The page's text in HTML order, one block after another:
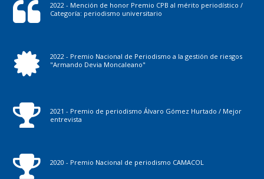
2022 - Mención de honor Premio CPB al mérito periodístico /
Categoría: periodismo universitario
2022 - Premio Nacional de Periodismo a la gestión de riesgos
"Armando Devia Moncaleano"
2021 - Premio de periodismo Álvaro Gómez Hurtado / Mejor
entrevista
2020 - Premio Nacional de periodismo CAMACOL